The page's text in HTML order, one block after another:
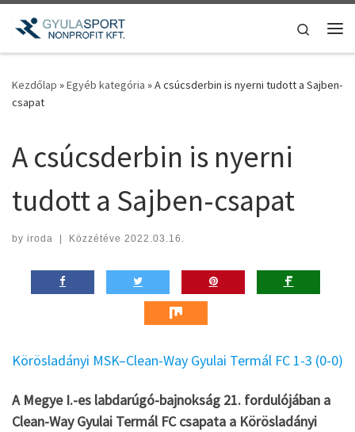
Teljes tartalom megjelenítése
Search
Kezdőlap »Egyéb kategória »A csúcsderbin is nyerni tudott a Sajben-
csapat
A csúcsderbin is nyerni
tudott a Sajben-csapat
by iroda | Közzétéve 2022.03.16.
Körösladányi MSK–Clean-Way Gyulai Termál FC 1-3 (0-0)
A Megye I.-es labdarúgó-bajnokság 21. fordulójában a
Clean-Way Gyulai Termál FC csapata a Körösladányi